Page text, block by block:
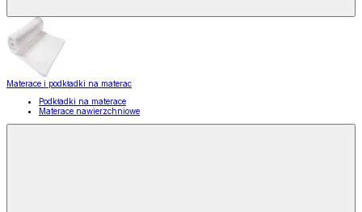
Materace i podkładki na materac
Podkładki na materace
Materace nawierzchniowe